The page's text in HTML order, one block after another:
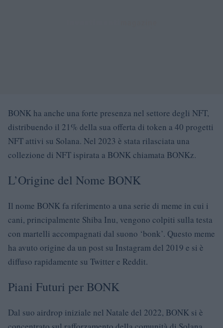
BONK ha anche una forte presenza nel settore degli NFT,
distribuendo il 21% della sua offerta di token a 40 progetti
NFT attivi su Solana. Nel 2023 è stata rilasciata una
collezione di NFT ispirata a BONK chiamata BONKz.
L’Origine del Nome BONK
Il nome BONK fa riferimento a una serie di meme in cui i
cani, principalmente Shiba Inu, vengono colpiti sulla testa
con martelli accompagnati dal suono ‘bonk’. Questo meme
ha avuto origine da un post su Instagram del 2019 e si è
diffuso rapidamente su Twitter e Reddit.
Piani Futuri per BONK
Dal suo airdrop iniziale nel Natale del 2022, BONK si è